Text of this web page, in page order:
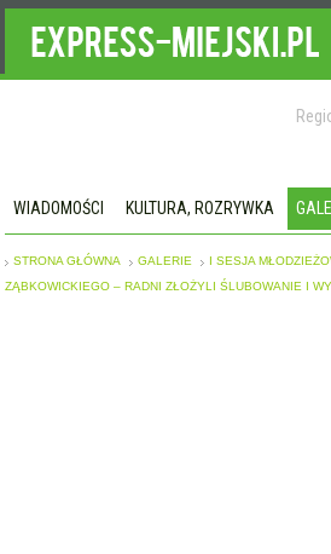
WIADOMOŚCI KULTURA, ROZRYWKA
STRONA GŁÓWNA GALERIE
I SESJA
ZĄBKOWICKIEGO – RADNI ZŁOŻYLI ŚLUBOWANIE I